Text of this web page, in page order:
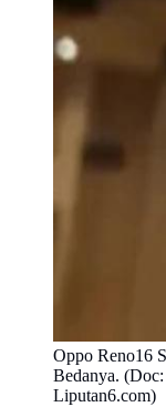
Oppo Reno16
Bedanya.
Liputan6.com)